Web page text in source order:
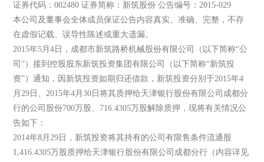
证券代码：002480 证券简称：新筑股份 公告编号：2015-029
本公司及董事会全体成员保证公告内容真实、准确、完整，不存
在虚假记载、误导性陈述或重大遗漏。
2015年5月4日，成都市新筑路桥机械股份有限公司（以下简称“公
司”）接到控股股东新筑投资集团有限公司（以下简称“新筑投
资”）通知，因新筑投资如期归还借款，新筑投资分别于2015年4
月29日、2015年4月30日将其质押给天津银行股份有限公司成都分
行的公司股份700万股、716.4305万股解除质押，现将有关情况公
告如下：
2014年8月29日，新筑投资将其持有的公司有限售条件流通股
1,416.4305万股质押给天津银行股份有限公司成都分行（内容详见